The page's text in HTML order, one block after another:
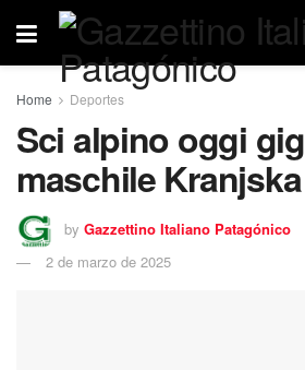
Home Deportes
Sci alpino oggi
maschile
by Gazzettino Italiano Patagónico
2 de marzo de 2025